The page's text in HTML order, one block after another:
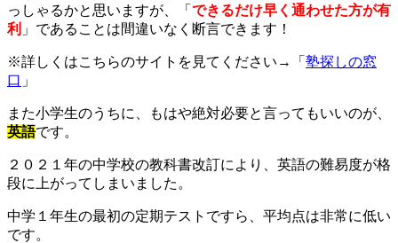
っしゃるかと思いますが、「 できるだけ早く通わせた方が有
利 」であることは間違いなく断言できます！
※詳しくはこちらのサイトを見てください→「 塾探しの窓
口 」
また小学生のうちに、もはや絶対必要と言ってもいいのが、
英語です。
２０２１年の中学校の教科書改訂により、英語の難易度が格
段に上がってしまいました。
中学１年生の最初の定期テストですら、平均点は非常に低い
です。